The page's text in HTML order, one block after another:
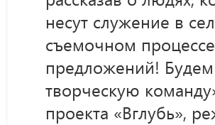
несут служение в
съемочном
предложений!
творческую
проекта «Вглубь»,